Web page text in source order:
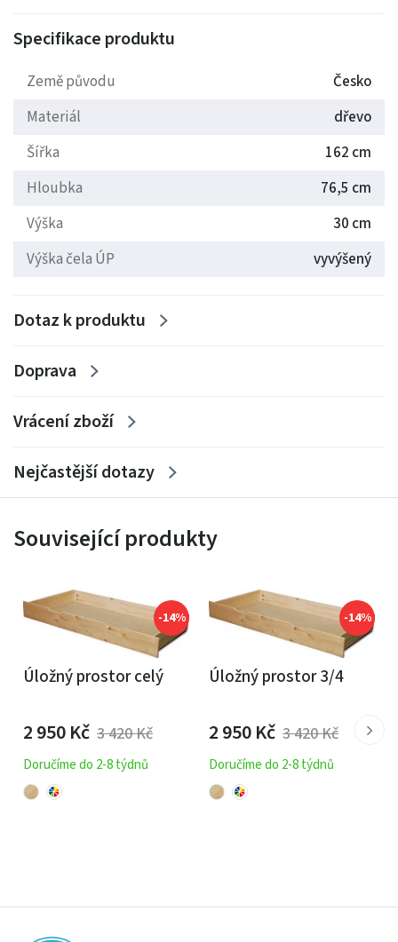
Specifikace produktu
Země původu
Česko
Materiál
dřevo
Šířka
162 cm
Hloubka
76,5 cm
Výška
30 cm
Výška čela ÚP
vyvýšený
Dotaz k produktu
Doprava
Vrácení zboží
Nejčastější dotazy
Související produkty
-14%
Úložný prostor celý
2 950Kč 3 420Kč
Doručíme do 2-8 týdnů
-14%
Úložný prostor 3/4
2 950Kč 3 420Kč
Doručíme do 2-8 týdnů